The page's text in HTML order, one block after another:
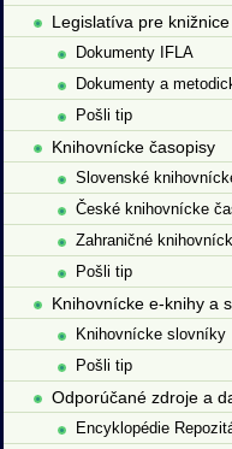
Legislatíva pre knižnice
Dokumenty IFLA
Dokumenty a
Pošli tip
Knihovnícke časopisy
Slovenské
České knihovnícke
Zahraničné
Pošli tip
Knihovnícke e-knihy a
Knihovnícke slovníky
Pošli tip
Odporúčané zdroje a
Encyklopédie